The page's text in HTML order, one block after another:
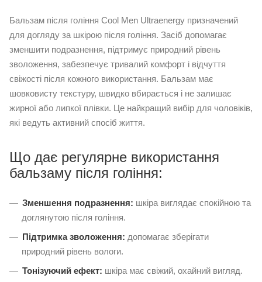
Бальзам після гоління Cool Men Ultraenergy призначений
для догляду за шкірою після гоління. Засіб допомагає
зменшити подразнення, підтримує природний рівень
зволоження, забезпечує тривалий комфорт і відчуття
свіжості після кожного використання. Бальзам має
шовковисту текстуру, швидко вбирається і не залишає
жирної або липкої плівки. Це найкращий вибір для чоловіків,
які ведуть активний спосіб життя.
Що дає регулярне використання
бальзаму після гоління:
Зменшення подразнення: шкіра виглядає спокійною та
доглянутою після гоління.
Підтримка зволоження: допомагає зберігати
природний рівень вологи.
Тонізуючий ефект: шкіра має свіжий, охайний вигляд.